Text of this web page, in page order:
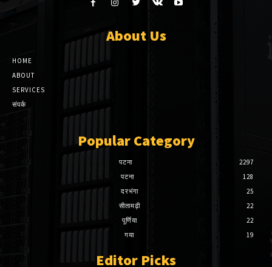
About Us
HOME
ABOUT
SERVICES
संपर्क
Popular Category
पटना
2297
पटना
128
दरभंगा
25
सीतामढ़ी
22
पूर्णिया
22
गया
19
Editor Picks